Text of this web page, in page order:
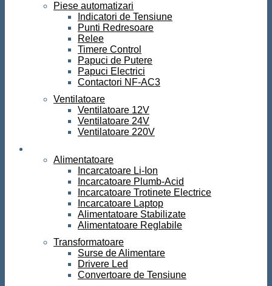
Piese automatizari
Indicatori de Tensiune
Punti Redresoare
Relee
Timere Control
Papuci de Putere
Papuci Electrici
Contactori NF-AC3
Ventilatoare
Ventilatoare 12V
Ventilatoare 24V
Ventilatoare 220V
Alimentatoare
Incarcatoare Li-Ion
Incarcatoare Plumb-Acid
Incarcatoare Trotinete Electrice
Incarcatoare Laptop
Alimentatoare Stabilizate
Alimentatoare Reglabile
Transformatoare
Surse de Alimentare
Drivere Led
Convertoare de Tensiune